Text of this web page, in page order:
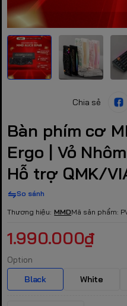
Chia sẻ
Bàn phím cơ
Ergo | Vỏ
Hỗ trợ QMK/
So sánh
Thương hiệu: MMDMã sản phẩm:
1.990.000₫
Option
Black
White